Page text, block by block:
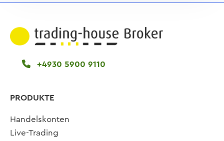
+4930 5900 9110
PRODUKTE
Handelskonten
Live-Trading